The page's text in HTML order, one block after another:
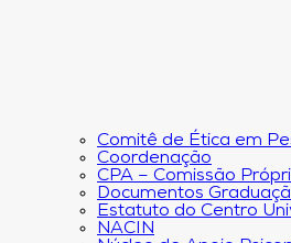
Comitê de Ética em
Coordenação
CPA – Comissão
Documentos
Estatuto do Centro
NACIN